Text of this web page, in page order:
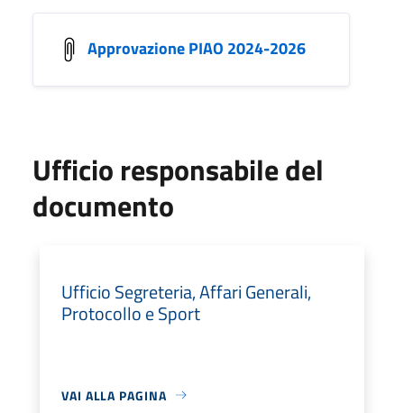
Approvazione PIAO 2024-2026
Ufficio responsabile del
documento
Ufficio Segreteria, Affari Generali,
Protocollo e Sport
VAI ALLA PAGINA